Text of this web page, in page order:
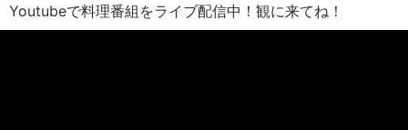
Youtubeで料理番組をライブ配信中！観に来てね！